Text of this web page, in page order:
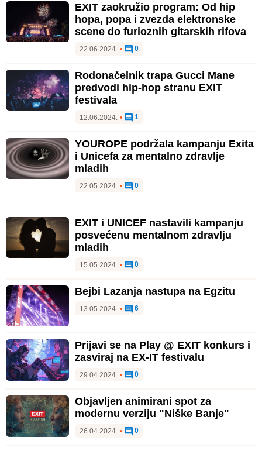
EXIT zaokružio program: Od hip
hopa, popa i zvezda elektronske
scene do furioznih gitarskih rifova
22.06.2024. • 0
Rodonačelnik trapa Gucci Mane
predvodi hip-hop stranu EXIT
festivala
12.06.2024. • 1
YOUROPE podržala kampanju Exita
i Unicefa za mentalno zdravlje
mladih
22.05.2024. • 0
EXIT i UNICEF nastavili kampanju
posvećenu mentalnom zdravlju
mladih
15.05.2024. • 0
Bejbi Lazanja nastupa na Egzitu
13.05.2024. • 6
Prijavi se na Play @ EXIT konkurs i
zasviraj na EX-IT festivalu
29.04.2024. • 0
Objavljen animirani spot za
modernu verziju "Niške Banje"
26.04.2024. • 0